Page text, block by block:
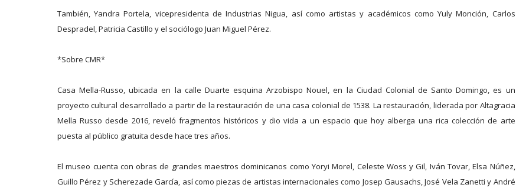
También, Yandra Portela, vicepresidenta de Industrias Nigua, así como artistas y académicos como Yuly Monción, Carlos
Despradel, Patricia Castillo y el sociólogo Juan Miguel Pérez.
*Sobre CMR*
Casa Mella-Russo, ubicada en la calle Duarte esquina Arzobispo Nouel, en la Ciudad Colonial de Santo Domingo, es un
proyecto cultural desarrollado a partir de la restauración de una casa colonial de 1538. La restauración, liderada por Altagracia
Mella Russo desde 2016, reveló fragmentos históricos y dio vida a un espacio que hoy alberga una rica colección de arte
puesta al público gratuita desde hace tres años.
El museo cuenta con obras de grandes maestros dominicanos como Yoryi Morel, Celeste Woss y Gil, Iván Tovar, Elsa Núñez,
Guillo Pérez y Scherezade García, así como piezas de artistas internacionales como Josep Gausachs, José Vela Zanetti y André